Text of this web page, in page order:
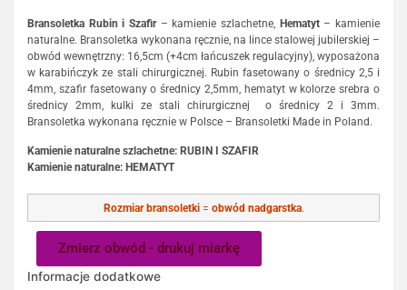
Bransoletka Rubin i Szafir– kamienie szlachetne, Hematyt– kamienie
naturalne. Bransoletka wykonana ręcznie, na lince stalowej jubilerskiej –
obwód wewnętrzny: 16,5cm (+4cm łańcuszek regulacyjny), wyposażona
w karabińczyk ze stali chirurgicznej. Rubin fasetowany o średnicy 2,5 i
4mm, szafir fasetowany o średnicy 2,5mm, hematyt w kolorze srebra o
średnicy 2mm, kulki ze stali chirurgicznej o średnicy 2 i 3mm.
Bransoletka wykonana ręcznie w Polsce – Bransoletki Made in Poland.
Kamienie naturalne szlachetne: RUBIN I SZAFIR
Kamienie naturalne: HEMATYT
Rozmiar bransoletki= obwód nadgarstka.
Zmierz obwód - drukuj miarkę
Informacje dodatkowe